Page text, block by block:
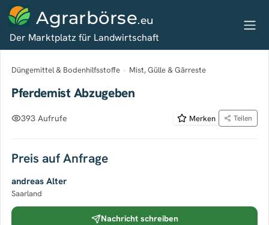
Agrarbörse.eu
Der Marktplatz für Landwirtschaft
Düngemittel & Bodenhilfsstoffe › Mist, Gülle & Gärreste
Pferdemist Abzugeben
393 Aufrufe Merken Teilen
Preis auf Anfrage
andreas Alter
Saarland
Nachricht schreiben